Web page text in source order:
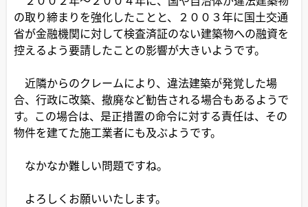
の取り締まりを強化したことと、２００３年に国土交通
省が金融機関に対して検査済証のない建築物への融資を
控えるよう要請したことの影響が大きいようです。
近隣からのクレームにより、違法建築が発覚した場
合、行政に改築、撤廃など勧告される場合もあるようで
す。この場合は、是正措置の命令に対する責任は、その
物件を建てた施工業者にも及ぶようです。
なかなか難しい問題ですね。
よろしくお願いいたします。